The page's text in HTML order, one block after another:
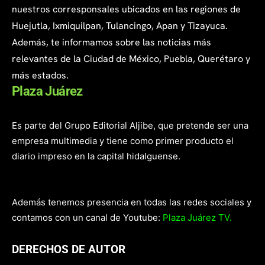
nuestros corresponsales ubicados en las regiones de
Huejutla, Ixmiquilpan, Tulancingo, Apan y Tizayuca.
Además, te informamos sobre las noticias más
relevantes de la Ciudad de México, Puebla, Querétaro y
más estados.
Plaza Juárez
Es parte del Grupo Editorial Aljibe, que pretende ser una
empresa multimedia y tiene como primer producto el
diario impreso en la capital hidalguense.
Además tenemos presencia en todas las redes sociales y
contamos con un canal de Youtube: Plaza Juárez TV.
DERECHOS DE AUTOR